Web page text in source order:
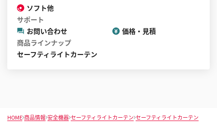
ソフト他
サポート
お問い合わせ
価格・見積
商品ラインナップ
セーフティライトカーテン
HOME 商品情報 安全機器 セーフティライトカーテン セーフティライトカーテン